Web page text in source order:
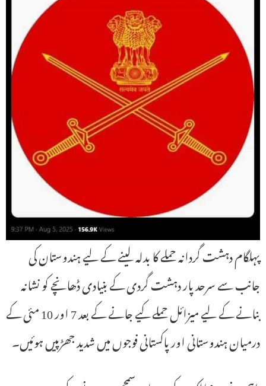
پہلگام دہشت گردانہ حملے کا بدلہ لینے کے لیے ہندوستان کی
جانب سے سرحد پار دہشت گردی کے بنیادی ڈھانچے کو نشانہ
بنانے کے لیے میزائل حملے کیے جانے کے بعد 7 اور 10 مئی کے
درمیان ہندوستانی اور پاکستانی فوجوں میں شدید جھڑپیں ہوئیں۔